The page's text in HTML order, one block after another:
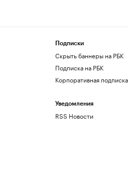
Подписки
Скрыть баннеры на РБК
Подписка на РБК
Корпоративная подписка
Уведомления
RSS Новости